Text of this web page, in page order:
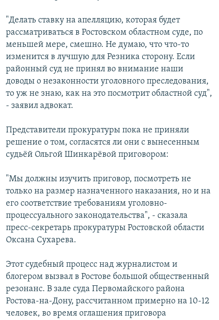
"Делать ставку на апелляцию, которая будет
рассматриваться в Ростовском областном суде, по
меньшей мере, смешно. Не думаю, что что-то
изменится в лучшую для Резника сторону. Если
районный суд не принял во внимание наши
доводы о незаконности уголовного преследования,
то уж не знаю, как на это посмотрит областной суд",
- заявил адвокат.
Представители прокуратуры пока не приняли
решение о том, согласятся ли они с вынесенным
судьёй Ольгой Шинкарёвой приговором:
"Мы должны изучить приговор, посмотреть не
только на размер назначенного наказания, но и на
его соответствие требованиям уголовно-
процессуального законодательства", - сказала
пресс-секретарь прокуратуры Ростовской области
Оксана Сухарева.
Этот судебный процесс над журналистом и
блогером вызвал в Ростове большой общественный
резонанс. В зале суда Первомайского района
Ростова-на-Дону, рассчитанном примерно на 10-12
человек, во время оглашения приговора